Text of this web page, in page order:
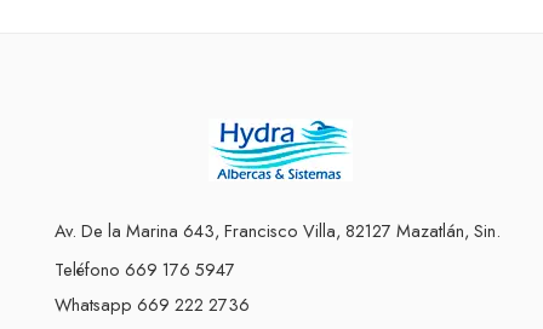
Av. De la Marina 643, Francisco Villa, 82127 Mazatlán, Sin.
Teléfono 669 176 5947
Whatsapp 669 222 2736